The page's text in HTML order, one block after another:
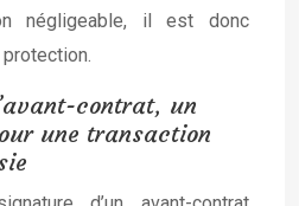
négligeable, il est donc
contrat, un
une transaction